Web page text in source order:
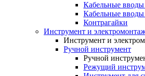
Кабельные вводы
Кабельные вводы
Контрагайки
Инструмент и
Инструмент и
Ручной инструмент
Ручной
Режущий